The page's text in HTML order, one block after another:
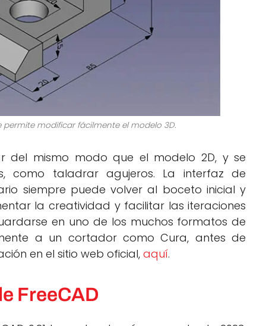
modificar fácilmente el modelo 3D.
del mismo modo que el modelo 2D, y se
como taladrar agujeros. La interfaz de
siempre puede volver al boceto inicial y
la creatividad y facilitar las iteraciones
en uno de los muchos formatos de
a un cortador como Cura, antes de
en el sitio web oficial,aquí.
FreeCAD